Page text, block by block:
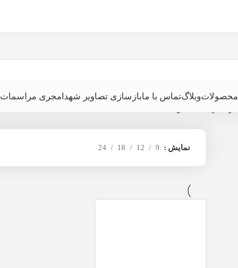
محصولاتوبلاگتماس با مابازسازی تصاویر شهدامجری مراسمات
نمایش 9
12
18
24